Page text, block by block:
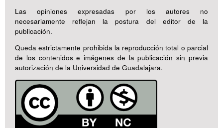
Las opiniones expresadas por los autores no
necesariamente reflejan la postura del editor de la
publicación.
Queda estrictamente prohibida la reproducción total o parcial
de los contenidos e imágenes de la publicación sin previa
autorización de la Universidad de Guadalajara.